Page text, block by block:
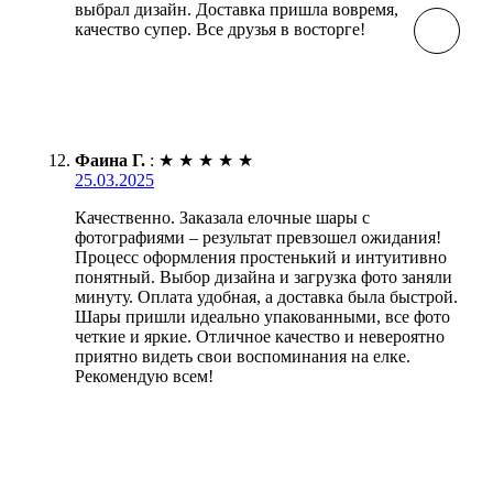
выбрал дизайн. Доставка пришла вовремя,
качество супер. Все друзья в восторге!
Фаина Г. : ★ ★ ★ ★ ★
25.03.2025
Качественно. Заказала елочные шары с
фотографиями – результат превзошел ожидания!
Процесс оформления простенький и интуитивно
понятный. Выбор дизайна и загрузка фото заняли
минуту. Оплата удобная, а доставка была быстрой.
Шары пришли идеально упакованными, все фото
четкие и яркие. Отличное качество и невероятно
приятно видеть свои воспоминания на елке.
Рекомендую всем!